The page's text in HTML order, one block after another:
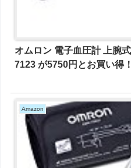
オムロン 電子血圧計 上腕
7123 が5750円とお買い得！
Amazon